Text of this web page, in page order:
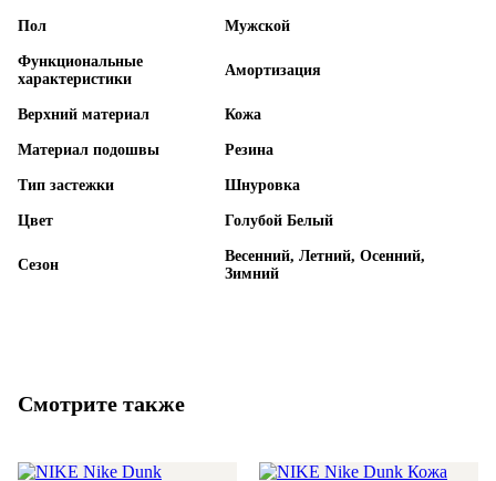
Пол Мужской
Функциональные
характеристики
Амортизация
Верхний материал Кожа
Материал подошвы Резина
Тип застежки Шнуровка
Цвет Голубой Белый
Сезон
Весенний, Летний, Осенний,
Зимний
Смотрите также